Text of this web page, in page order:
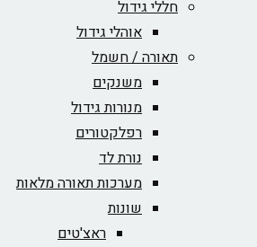
חללי גידול
אוהלי גידול
תאורה / חשמל
משנקים
מנורות גידול
רפלקטורים
נורת לד
מערכות תאורה מלאות
שונות
ראצ'טים